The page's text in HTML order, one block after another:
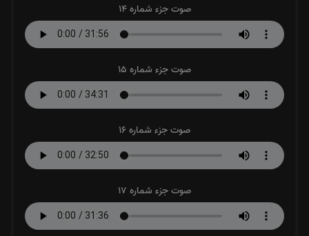
صوت جزء شماره 14
صوت جزء شماره 15
صوت جزء شماره 16
صوت جزء شماره 17